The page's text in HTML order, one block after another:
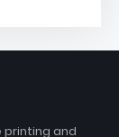
printing and